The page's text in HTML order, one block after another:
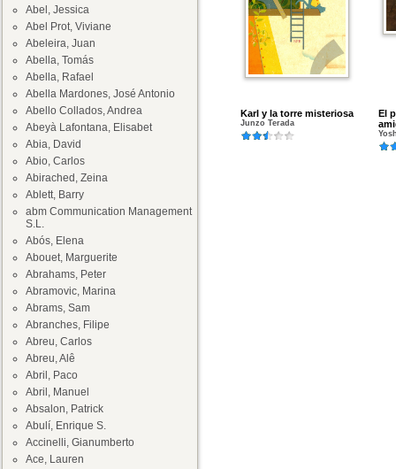
Abel, Jessica
Abel Prot, Viviane
Abeleira, Juan
Abella, Tomás
Abella, Rafael
Abella Mardones, José Antonio
Abello Collados, Andrea
Abeyà Lafontana, Elisabet
Abia, David
Abio, Carlos
Abirached, Zeina
Ablett, Barry
abm Communication Management
S.L.
Abós, Elena
Abouet, Marguerite
Abrahams, Peter
Abramovic, Marina
Abrams, Sam
Abranches, Filipe
Abreu, Carlos
Abreu, Alê
Abril, Paco
Abril, Manuel
Absalon, Patrick
Abulí, Enrique S.
Accinelli, Gianumberto
Ace, Lauren
Karl y la torre misteriosa
Junzo Terada
El